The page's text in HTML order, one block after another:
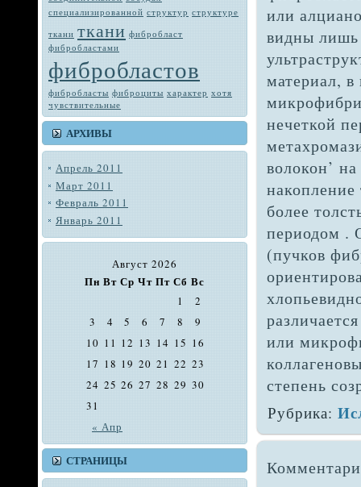
специализированной структур структуре
тка­ни ткани фибробласт
фибробластами
фибробластов
фибробласты фиброциты характер хотя
чувствитель­ные
АРХИВЫ
Апрель 2011
Март 2011
Февраль 2011
Январь 2011
Август 2026
Пн Вт Ср Чт Пт Сб Вс
« Апр
1
2
3
4 5 6 7 8
9
10 11 12 13 14 15 16
17 18 19 20 21 22 23
24 25 26 27 28 29 30
31
СТРАНИЦЫ
или
видны лишь
материал,
нечеткой
волокон’
более
периодом .
(пуч­ков
или
степень
Рубрика: